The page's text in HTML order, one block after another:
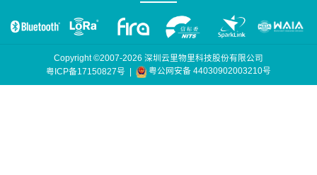
Copyright ©2007-2026 深圳云里物里科技股份有限公司
粤ICP备17150827号 | 粤公网安备 44030902003210号